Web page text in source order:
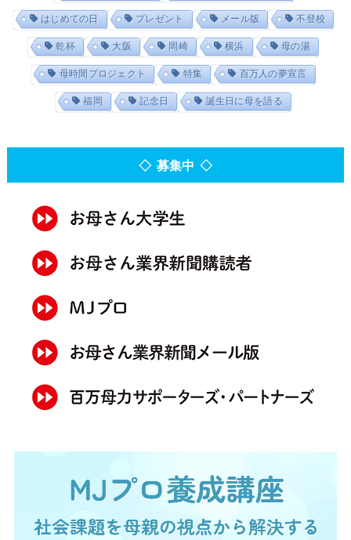
はじめての日 プレゼント メール版 不登校
乾杯 大阪 岡崎 横浜 母の湯
母時間プロジェクト 特集 百万人の夢宣言
福岡 記念日 誕生日に母を語る
◇ 募集中 ◇